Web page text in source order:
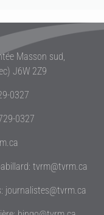
Masson sud,
J6W 2Z9
0327
0327
tvrm@tvrm.ca
journalistes@tvrm.ca